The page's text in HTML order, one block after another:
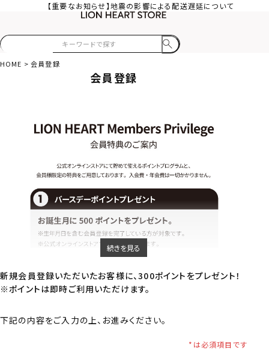
【重要なお知らせ】地震の影響による配送遅延について
HOME 会員登録
会員登録
続きを見る
新規会員登録いただいたお客様に、300ポイントをプレゼント！
※ポイントは即時ご利用いただけます。
下記の内容をご入力の上、お進みください。